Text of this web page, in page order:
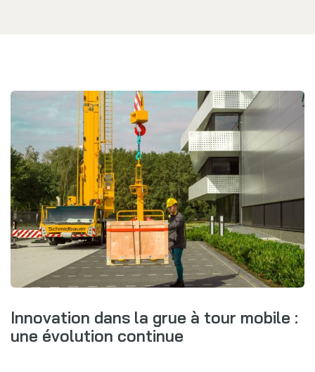
Innovation dans la grue à tour mobile :
une évolution continue